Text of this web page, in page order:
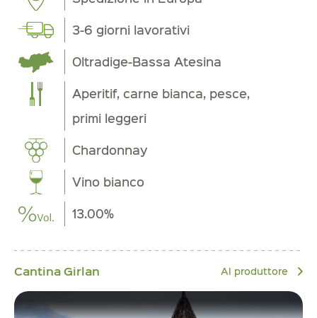
3-6 giorni lavorativi
Oltradige-Bassa Atesina
Aperitif, carne bianca, pesce,
primi leggeri
Chardonnay
Vino bianco
13.00%
Cantina Girlan Al produttore